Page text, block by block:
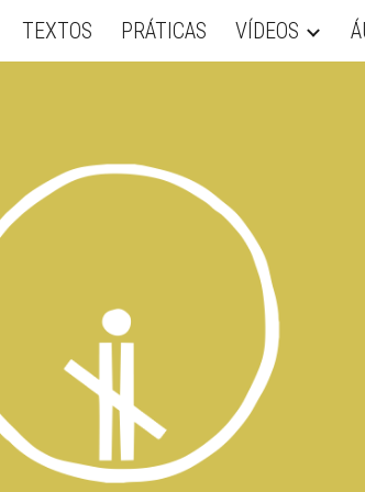
Skip to
TEXTOS PRÁTICAS VÍDEOS